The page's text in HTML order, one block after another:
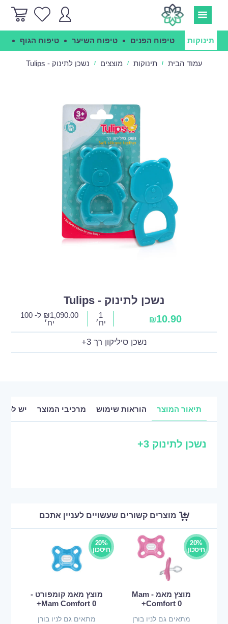
תינוקות טיפוח הפנים טיפוח השיער טיפוח הגוף
עמוד הבית / תינוקות / מוצצים / נשכן לתינוק - Tulips
נשכן לתינוק - Tulips
₪10.90
1
יח׳
₪1,090.00
ל- 100
יח׳
נשכן סיליקון רך 3+
תיאור המוצר הוראות שימוש מרכיבי המוצר יש
נשכן לתינוק 3+
מוצרים קשורים שעשויים לעניין אתכם
20%
חיסכון
מוצץ מאמ - Mam
Comfort 0+
מתאים גם לניו בורן
20%
חיסכון
מוצץ מאמ קומפורט -
Mam Comfort 0+
מתאים גם לניו בורן